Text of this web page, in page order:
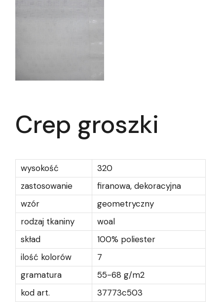
Crep groszki
wysokość
320
zastosowanie
firanowa, dekoracyjna
wzór
geometryczny
rodzaj tkaniny
woal
skład
100% poliester
ilość kolorów
7
gramatura
55-68 g/m2
kod art.
37773c503